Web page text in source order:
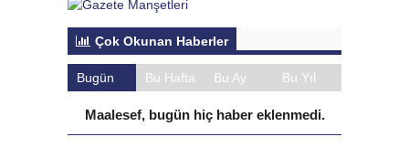
Çok Okunan Haberler
Bugün Bu Hafta Bu Ay Bu Yıl
Maalesef, bugün hiç haber eklenmedi.